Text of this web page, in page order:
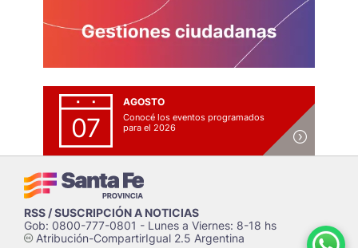
07
AGOSTO
Conocé los eventos programados
para el 2026
RSS / SUSCRIPCIÓN A NOTICIAS
Gob: 0800-777-0801 - Lunes a Viernes: 8-18 hs
cAtribución-CompartirIgual 2.5 Argentina